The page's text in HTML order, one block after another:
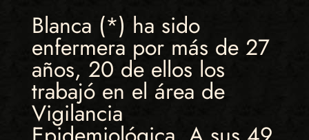
Blanca (*) ha sido
enfermera por más de 27
años, 20 de ellos los
trabajó en el área de
Vigilancia